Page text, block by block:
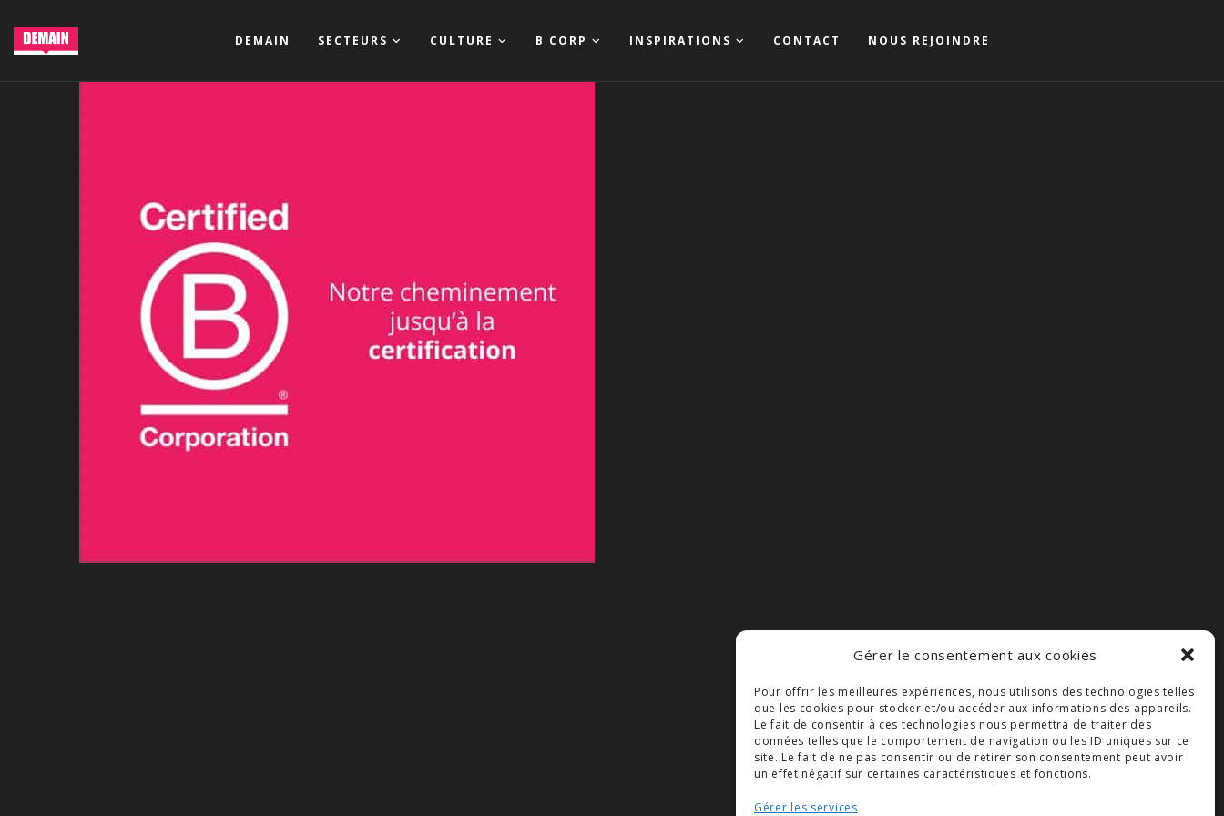
Gérer le consentement aux cookies
Pour offrir les meilleures expériences, nous utilisons des technologies telles
que les cookies pour stocker et/ou accéder aux informations des appareils.
Le fait de consentir à ces technologies nous permettra de traiter des
données telles que le comportement de navigation ou les ID uniques sur ce
site. Le fait de ne pas consentir ou de retirer son consentement peut avoir
un effet négatif sur certaines caractéristiques et fonctions.
Gérer les services
DEMAIN SECTEURS CULTURE B CORP INSPIRATIONS CONTACT NOUS REJOINDRE